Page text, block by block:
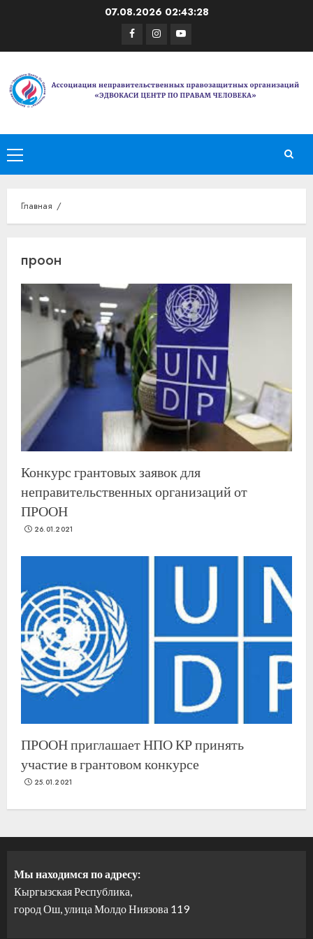
07.08.2026 02:43:28
Facebook
Instagram
Youtube
Основное
меню
Главная
проон
Конкурс грантовых заявок для
неправительственных организаций от
ПРООН
26.01.2021
ПРООН приглашает НПО КР принять
участие в грантовом конкурсе
25.01.2021
Мы находимся по адресу:
Кыргызская Республика,
город Ош, улица Молдо Ниязова 119